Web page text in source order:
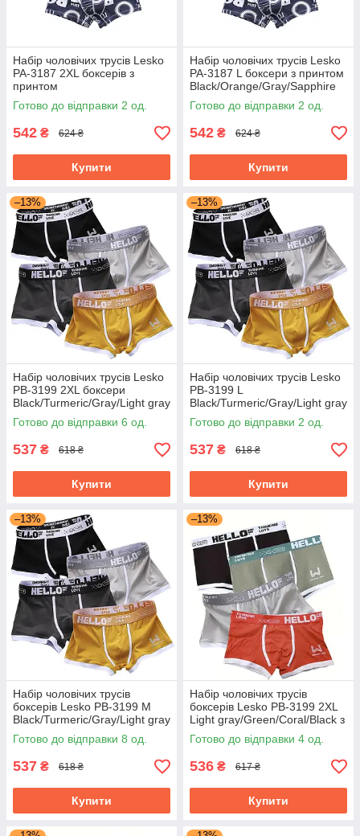
Набір чоловічих трусів Lesko
PA-3187 2XL боксерів з
принтом
Black/Orange/Gray/Sapphire
Blue bp 4 шт.
Готово до відправки 2 од.
542 ₴ 624 ₴
Купити
Набір чоловічих трусів Lesko
PA-3187 L боксери з принтом
Black/Orange/Gray/Sapphire
Blue bp 4 шт.
Готово до відправки 2 од.
542 ₴ 624 ₴
Купити
–13%
Набір чоловічих трусів Lesko
PB-3199 2XL боксери
Black/Turmeric/Gray/Light gray
з 4 шт.
Готово до відправки 6 од.
537 ₴ 618 ₴
Купити
–13%
Набір чоловічих трусів Lesko
PB-3199 L
Black/Turmeric/Gray/Light gray
боксери з 4 шт.
Готово до відправки 2 од.
537 ₴ 618 ₴
Купити
–13%
Набір чоловічих трусів
боксерів Lesko PB-3199 M
Black/Turmeric/Gray/Light gray
з 4 шт.
Готово до відправки 8 од.
537 ₴ 618 ₴
Купити
–13%
Набір чоловічих трусів
боксерів Lesko PB-3199 2XL
Light gray/Green/Coral/Black з
4 шт.
Готово до відправки 4 од.
536 ₴ 617 ₴
Купити